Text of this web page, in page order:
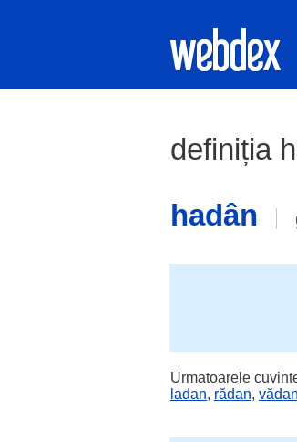
definiția
hadân
Urmatoarele
ladan, rădan, vădan